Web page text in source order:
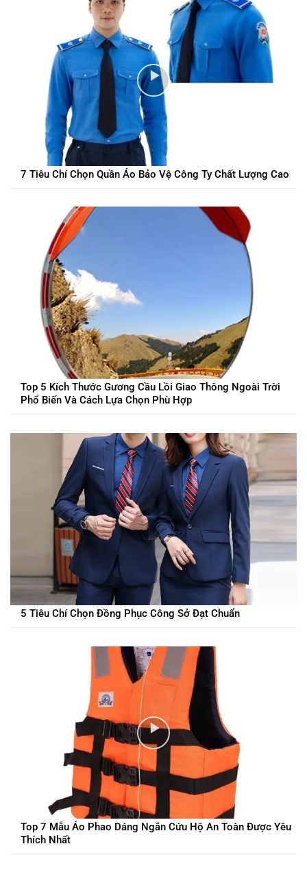
7 Tiêu Chí Chọn Quần Áo Bảo Vệ Công Ty Chất Lượng Cao
Top 5 Kích Thước Gương Cầu Lồi Giao Thông Ngoài Trời
Phổ Biến Và Cách Lựa Chọn Phù Hợp
5 Tiêu Chí Chọn Đồng Phục Công Sở Đạt Chuẩn
Top 7 Mẫu Áo Phao Dáng Ngắn Cứu Hộ An Toàn Được Yêu
Thích Nhất